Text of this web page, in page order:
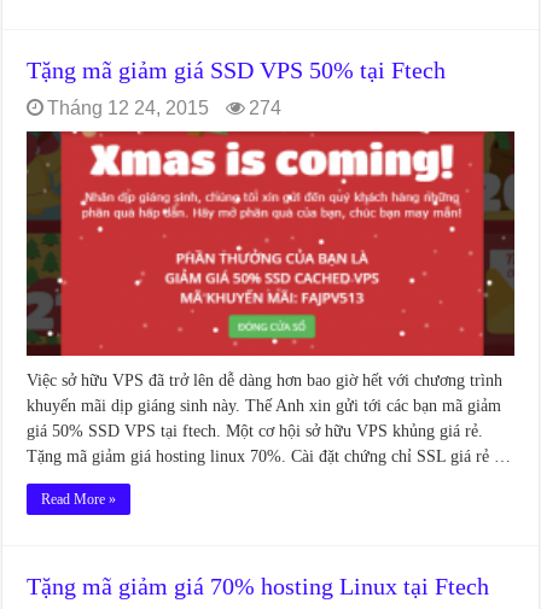
Tặng mã giảm giá SSD VPS 50% tại Ftech
Tháng 12 24, 2015 274
Việc sở hữu VPS đã trở lên dễ dàng hơn bao giờ hết với chương trình
khuyến mãi dịp giáng sinh này. Thế Anh xin gửi tới các bạn mã giảm
giá 50% SSD VPS tại ftech. Một cơ hội sở hữu VPS khủng giá rẻ.
Tặng mã giảm giá hosting linux 70%. Cài đặt chứng chỉ SSL giá rẻ …
Read More »
Tặng mã giảm giá 70% hosting Linux tại Ftech